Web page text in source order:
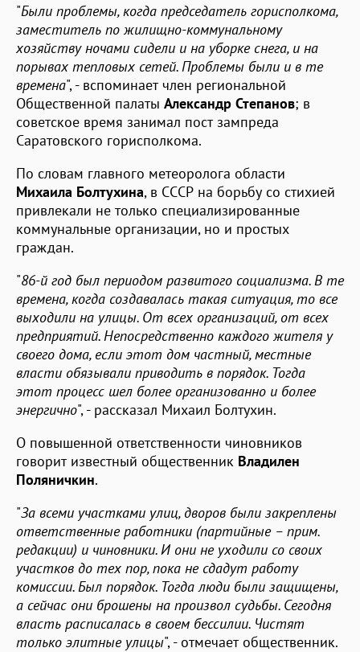
"Были проблемы, когда председатель горисполкома,
заместитель по жилищно-коммунальному
хозяйству ночами сидели и на уборке снега, и на
порывах тепловых сетей. Проблемы были и в те
времена", - вспоминает член региональной
Общественной палаты Александр Степанов; в
советское время занимал пост зампреда
Саратовского горисполкома.
По словам главного метеоролога области
Михаила Болтухина, в СССР на борьбу со стихией
привлекали не только специализированные
коммунальные организации, но и простых
граждан.
"86-й год был периодом развитого социализма. В те
времена, когда создавалась такая ситуация, то все
выходили на улицы. От всех организаций, от всех
предприятий. Непосредственно каждого жителя у
своего дома, если этот дом частный, местные
власти обязывали приводить в порядок. Тогда
этот процесс шел более организованно и более
энергично", - рассказал Михаил Болтухин.
О повышенной ответственности чиновников
говорит известный общественник Владилен
Поляничкин.
"За всеми участками улиц, дворов были закреплены
ответственные работники (партийные – прим.
редакции) и чиновники. И они не уходили со своих
участков до тех пор, пока не сдадут работу
комиссии. Был порядок. Тогда люди были защищены,
а сейчас они брошены на произвол судьбы. Сегодня
власть расписалась в своем бессилии. Чистят
только элитные улицы", - отмечает общественник.